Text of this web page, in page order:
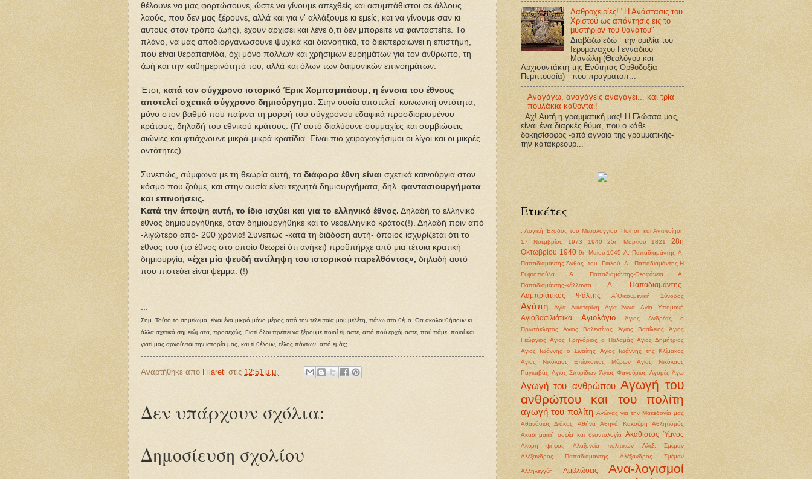
θέλουνε να μας φορτώσουνε, ώστε να γίνουμε απεχθείς και ασυμπάθιστοι σε άλλους
λαούς, που δεν μας ξέρουνε, αλλά και για ν' αλλάξουμε κι εμείς, και να γίνουμε σαν κι
αυτούς στον τρόπο ζωής), έχουν αρχίσει και λένε ό,τι δεν μπορείτε να φανταστείτε. Το
πλάνο, να μας αποδιοργανώσουνε ψυχικά και διανοητικά, το διεκπεραιώνει η επιστήμη,
που είναι θεραπαινίδα, όχι μόνο πολλών και χρήσιμων ευρημάτων για τον άνθρωπο, τη
ζωή και την καθημερινότητά του, αλλά και όλων των δαιμονικών επινοημάτων.
Έτσι, κατά τον σύγχρονο ιστορικό Έρικ Χομπσμπάουμ, η έννοια του έθνους
αποτελεί σχετικά σύγχρονο δημιούργημα. Στην ουσία αποτελεί κοινωνική οντότητα,
μόνο στον βαθμό που παίρνει τη μορφή του σύγχρονου εδαφικά προσδιορισμένου
κράτους, δηλαδή του εθνικού κράτους. (Γι' αυτό διαλύουνε συμμαχίες και συμβιώσεις
αιώνιες και φτιάχνουνε μικρά-μικρά κρατίδια. Είναι πιο χειραγωγήσιμοι οι λίγοι και οι μικρές
οντότητες).
Συνεπώς, σύμφωνα με τη θεωρία αυτή, τα διάφορα έθνη είναι σχετικά καινούργια στον
κόσμο που ζούμε, και στην ουσία είναι τεχνητά δημιουργήματα, δηλ. φαντασιουργήματα
και επινοήσεις.
Κατά την άποψη αυτή, το ίδιο ισχύει και για το ελληνικό έθνος. Δηλαδή το ελληνικό
έθνος δημιουργήθηκε, όταν δημιουργήθηκε και το νεοελληνικό κράτος(!). Δηλαδή πριν από
-λιγώτερο από- 200 χρόνια! Συνεπώς -κατά τη διάδοση αυτή- όποιος ισχυρίζεται ότι το
έθνος του (το έθνος στο οποίο θεωρεί ότι ανήκει) προϋπήρχε από μια τέτοια κρατική
δημιουργία, «έχει μία ψευδή αντίληψη του ιστορικού παρελθόντος», δηλαδή αυτό
που πιστεύει είναι ψέμμα. (!)
Σημ. Τούτο το σημείωμα, είναι ένα μικρό μόνο μέρος από την τελευταία μου μελέτη, πάνω στο θέμα. Θα ακολουθήσουν κι
άλλα σχετικά σημειώματα, προσεχώς. Γιατί όλοι πρέπει να ξέρουμε ποιοί είμαστε, από πού ερχόμαστε, πού πάμε, ποιοί και
γιατί μας αρνούνται την ιστορία μας, και τί θέλουν, τέλος πάντων, από εμάς;
Αναρτήθηκε από Filareti στις 12:51 μ.μ.
Δεν υπάρχουν σχόλια:
Δημοσίευση σχολίου
Λαθροχειρίες! "Η Ανάστασις του
Χριστού ως απάντησις εις το
μυστήριον του θανάτου"
Διαβάζω εδώ την ομιλία του
Ιερομόναχου Γεννάδιου
Μανώλη (Θεολόγου και
Αρχισυντάκτη της Ενότητας Ορθοδοξία –
Πεμπτουσία) που πραγματοπ...
Αναγάγω, αναγάγεις αναγάγει... και τρία
πουλάκια κάθονται!
Αχ! Αυτή η γραμματική μας! Η Γλώσσα μας,
είναι ένα διαρκές θύμα, που ο κάθε
δοκησίσοφος -από άγνοια της γραμματικής-
την κατακρεουρ...
Ετικέτες
. Λογική 'Εξοδος του Μεσολογγίου ΄Ποίηση και Αντιποίηση
17 Νοεμβρίου 1973
1940 25η Μαρτίου 1821
28η
Οκτωβρίου 1940 9η Μαίου 1945 Α. Παπαδιαμάντης Α.
Παπαδιαμάντης-Άνθος του Γιαλού
Α. Παπαδιαμάντης-Η
Γυφτοπούλα
Α. Παπαδιαμάντης-Θεοφάνεια
Α.
Παπαδιαμάντης-κάλλαντα
Α. Παπαδιαμάντης-
Λαμπριάτικος Ψάλτης
Α΄Οικουμενική Σύνοδος
Αγάπη Αγία Αικατερίνη Αγία Άννα Αγία Υπομονή
Αγιοβασιλιάτικα Αγιολόγιο
Άγιος Ανδρέας ο
Πρωτόκλητος
Αγιος Βαλεντίνος Άγιος Βασίλειος
Άγιος
Γεώργιος
Άγιος Γρηγόριος ο Παλαμάς Αγιος Δημήτριος
Αγιος Ιωάννης ο Σιναΐτης
Αγιος Ιωάννης της Κλίμακος
Άγιος Νικόλαος Επίσκοπος Μύρων
Αγιος Νικόλαος
Ραγκαβάς Αγιος Σπυρίδων Άγιος Φανούριος Αγορές Άγω
Αγωγή του ανθρώπου Αγωγή του
ανθρώπου και του πολίτη
αγωγή του πολίτη Αγώνας για την Μακεδονία μας
Αθανάσιος Διάκος
Αθήνα Αθηνά Κακούρη
Αθλητισμός
Ακαδημαϊκή σοφία και δεοντολογία Ακάθιστος Ύμνος
Ακυρη ψήφος Αλαζονεία πολιτικών
Αλεξ. Σμεμαν
Αλέξανδρος Παπαδιαμάντης
Αλέξανδρος Σμέμαν
Αλληλεγγύη Αμβλώσεις Ανα-λογισμοί